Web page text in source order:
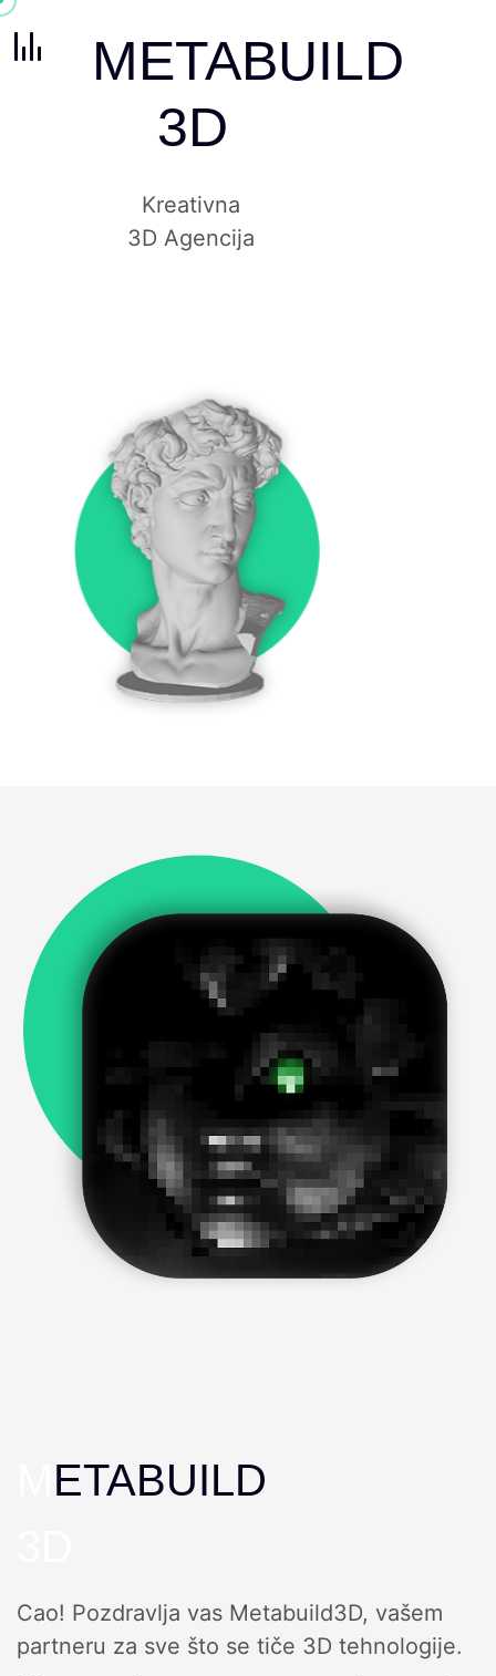
METABUILD
3D
Kreativna
3D Agencija
ETABUILD
Cao! Pozdravlja vas Metabuild3D, vašem
partneru za sve što se tiče 3D tehnologije.